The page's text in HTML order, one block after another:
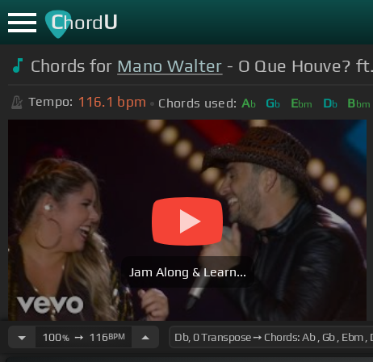
ChordU
Chords for Mano Walter - O Que Houve?
Tempo: 116.1 bpm Chords used: Ab Gb Ebm Db Bbm
Jam Along & Learn...
100%➙ 116BPM